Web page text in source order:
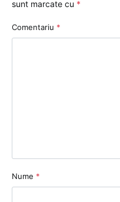
sunt marcate cu *
Comentariu *
Nume *